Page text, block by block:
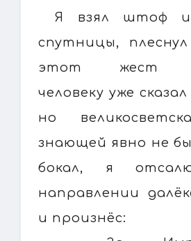
Я взял штоф
спутницы,
этот жест
человеку уже
но
знающей явно не
бокал, я
направлении
и произнёс: